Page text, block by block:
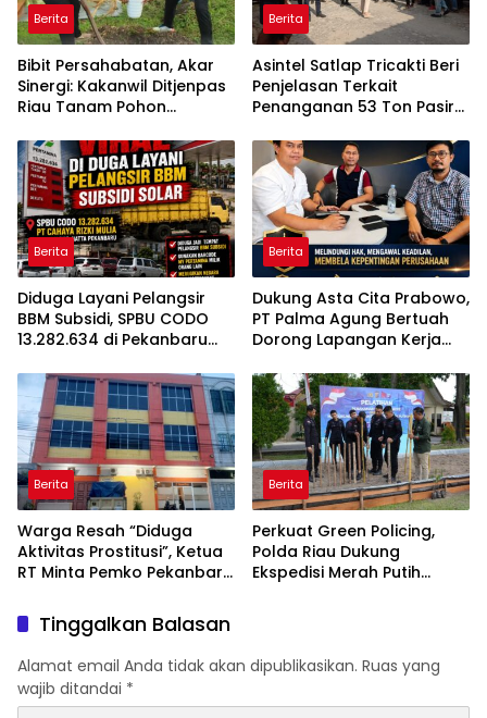
Berita
Bibit Persahabatan, Akar
Sinergi: Kakanwil Ditjenpas
Riau Tanam Pohon
Riau
Berita
Asintel Satlap Tricakti Beri
Penjelasan Terkait
Penanganan 53 Ton Pasir
Berita
Diduga Layani Pelangsir
BBM Subsidi, SPBU CODO
13.282.634 di Pekanbaru
Berita
Dukung Asta Cita Prabowo,
PT Palma Agung Bertuah
Dorong Lapangan Kerja
Berita
Warga Resah “Diduga
Aktivitas Prostitusi”, Ketua
RT Minta Pemko Pekanbaru
Aktivitas Z Homestay di
Jalan Tanjung Datuk
Berita
Perkuat Green Policing,
Polda Riau Dukung
Ekspedisi Merah Putih
Tinggalkan Balasan
Alamat email Anda tidak akan dipublikasikan. Ruas yang
wajib ditandai *